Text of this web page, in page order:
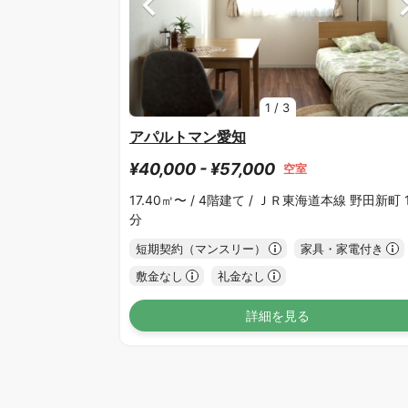
1 / 3
アパルトマン愛知
¥40,000 - ¥57,000 空室
17.40㎡〜 / 4階建て / ＪＲ東海道本線 野田新町
分
短期契約（マンスリー）
家具・家電付き
敷金なし
礼金なし
詳細を見る